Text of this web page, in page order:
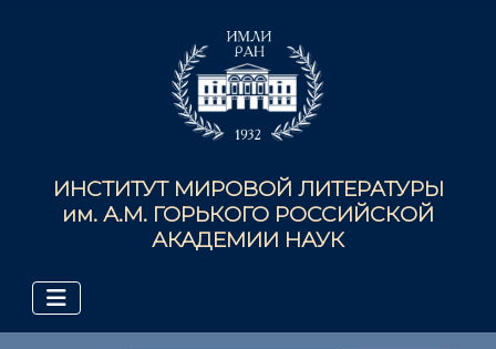
ИНСТИТУТ МИРОВОЙ ЛИТЕРАТУРЫ
им. А.М. ГОРЬКОГО РОССИЙСКОЙ
АКАДЕМИИ НАУК